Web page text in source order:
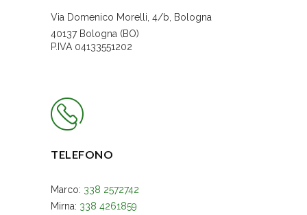
Via Domenico Morelli, 4/b, Bologna
40137 Bologna (BO)
P.IVA 04133551202
TELEFONO
Marco: 338 2572742
Mirna: 338 4261859